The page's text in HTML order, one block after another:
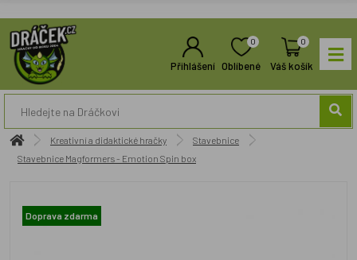
Přihlášení
0
Oblíbené
0
Váš košík
Kreativní a didaktické hračky
Stavebnice
Stavebnice Magformers - Emotion Spin box
Doprava zdarma